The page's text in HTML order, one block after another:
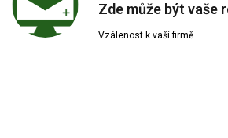
Zde může být vaše
Vzálenost k vaší firmě